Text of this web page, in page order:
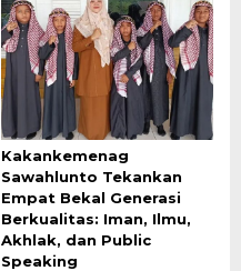
Kakankemenag
Sawahlunto Tekankan
Empat Bekal Generasi
Berkualitas: Iman, Ilmu,
Akhlak, dan Public
Speaking